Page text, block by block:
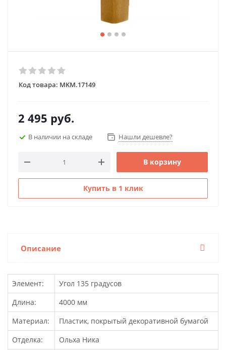
Код товара: MKM.17149
2 495 руб.
В наличии на складе Нашли дешевле?
В корзину
Купить в 1 клик
Описание
Элемент:
Угол 135 градусов
Длина:
4000 мм
Материал:
Пластик, покрытый декоративной бумагой
Отделка:
Ольха Ника